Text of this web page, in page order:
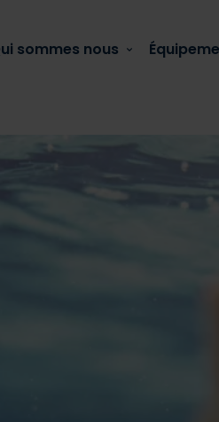
sommes nous
la